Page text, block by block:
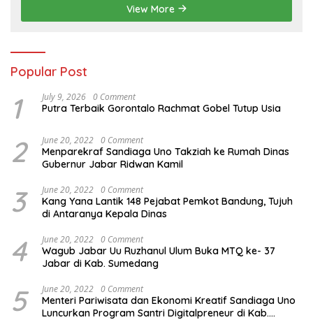
View More
Popular Post
1 July 9, 2026 0 Comment
Putra Terbaik Gorontalo Rachmat Gobel Tutup Usia
2 June 20, 2022 0 Comment
Menparekraf Sandiaga Uno Takziah ke Rumah Dinas
Gubernur Jabar Ridwan Kamil
3 June 20, 2022 0 Comment
Kang Yana Lantik 148 Pejabat Pemkot Bandung, Tujuh
di Antaranya Kepala Dinas
4 June 20, 2022 0 Comment
Wagub Jabar Uu Ruzhanul Ulum Buka MTQ ke- 37
Jabar di Kab. Sumedang
5 June 20, 2022 0 Comment
Menteri Pariwisata dan Ekonomi Kreatif Sandiaga Uno
Luncurkan Program Santri Digitalpreneur di Kab.